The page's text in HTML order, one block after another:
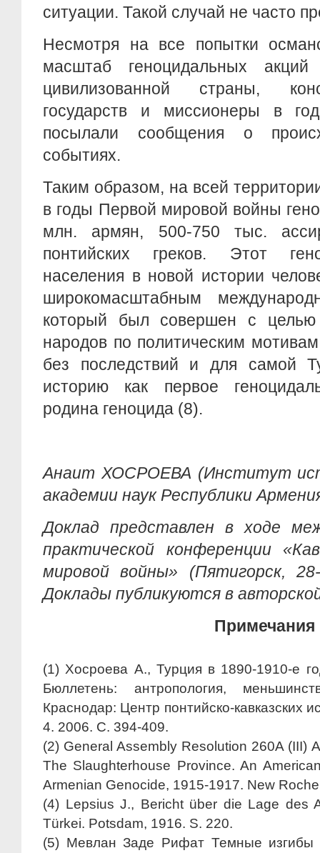
ситуации. Такой случай не часто
Несмотря на все попытки
масштаб геноцидальных
цивилизованной страны,
государств и миссионеры в
посылали сообщения о
событиях.
Таким образом, на всей
в годы Первой мировой войны
млн. армян, 500-750 тыс.
понтийских греков. Этот
населения в новой истории
широкомасштабным
который был совершен с целью
народов по политическим
без последствий и для самой
историю как первое
родина геноцида (8).
Анаит ХОСРОЕВА (Институт
академии наук Республики
Доклад представлен в ходе
практической конференции
мировой войны» (Пятигорск,
Доклады публикуются в
Примечания
(1) Хосроева А., Турция в 1890-1910-е
Бюллетень: антропология,
Краснодар: Центр понтийско-кавказских
4. 2006. C. 394-409.
(2) General Assembly Resolution 260A (III)
The Slaughterhouse Province. An
Armenian Genocide, 1915-1917. New
(4) Lepsius J., Bericht über die Lage des
Türkei. Potsdam, 1916. S. 220.
(5) Мевлан Заде Рифат Темные изгибы